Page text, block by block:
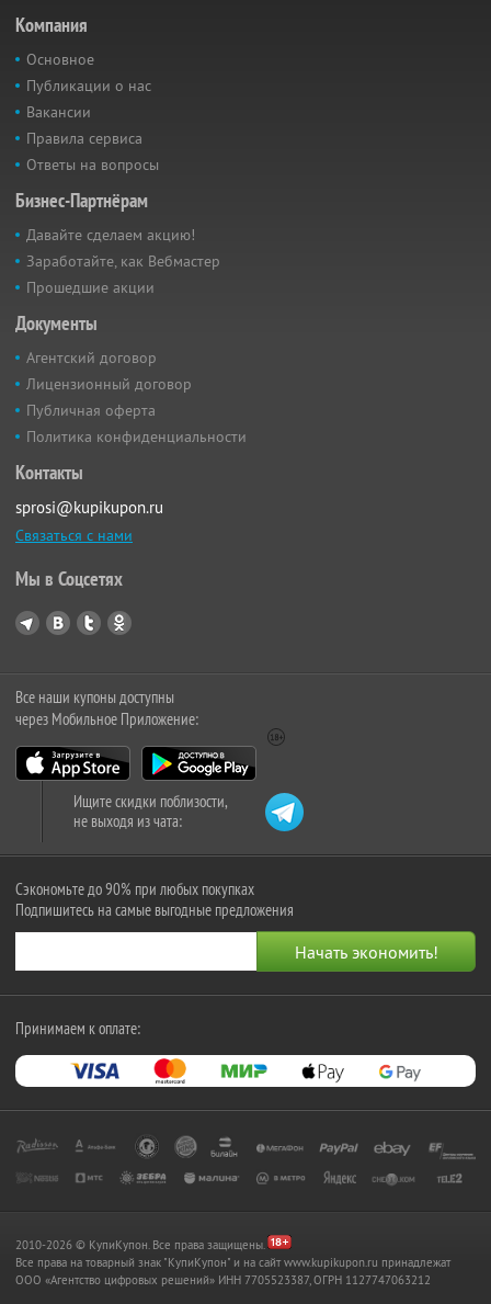
Компания
Основное
Публикации о нас
Вакансии
Правила сервиса
Ответы на вопросы
Бизнес-Партнёрам
Давайте сделаем акцию!
Заработайте, как Вебмастер
Прошедшие акции
Документы
Агентский договор
Лицензионный договор
Публичная оферта
Политика конфиденциальности
Контакты
sprosi@kupikupon.ru
Связаться с нами
Мы в Соцсетях
Все наши купоны доступны
через Мобильное Приложение:
Ищите скидки поблизости,
не выходя из чата:
Сэкономьте до 90% при любых покупках
Подпишитесь на самые выгодные предложения
Принимаем к оплате:
2010-2026 © КупиКупон. Все права защищены.
Все права на товарный знак "КупиКупон" и на сайт www.kupikupon.ru принадлежат
OOO «Агентство цифровых решений» ИНН 7705523387, ОГРН 1127747063212